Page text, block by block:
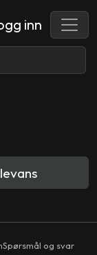
inn
Spørsmål og svar